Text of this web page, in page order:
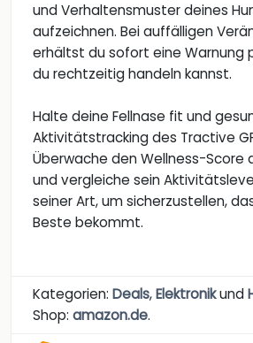
und Verhaltensmuster deines
aufzeichnen. Bei auffälligen
erhältst du sofort eine Warnung
du rechtzeitig handeln kannst.
Halte deine Fellnase fit und
Aktivitätstracking des Tractive
Überwache den Wellness-Score
und vergleiche sein
seiner Art, um sicherzustellen,
Beste bekommt.
Kategorien: Deals,Elektronikund
Shop: amazon.de.